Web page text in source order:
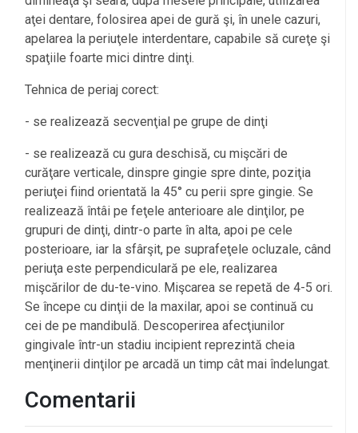
aţei dentare, folosirea apei de gură şi, în unele cazuri,
apelarea la periuţele interdentare, capabile să cureţe şi
spaţiile foarte mici dintre dinţi.
Tehnica de periaj corect:
- se realizează secvenţial pe grupe de dinţi
- se realizează cu gura deschisă, cu mişcări de
curăţare verticale, dinspre gingie spre dinte, poziţia
periuţei fiind orientată la 45° cu perii spre gingie. Se
realizează întâi pe feţele anterioare ale dinţilor, pe
grupuri de dinţi, dintr-o parte în alta, apoi pe cele
posterioare, iar la sfârşit, pe suprafeţele ocluzale, când
periuţa este perpendiculară pe ele, realizarea
mişcărilor de du-te-vino. Mişcarea se repetă de 4-5 ori.
Se începe cu dinţii de la maxilar, apoi se continuă cu
cei de pe mandibulă. Descoperirea afecţiunilor
gingivale într-un stadiu incipient reprezintă cheia
menţinerii dinţilor pe arcadă un timp cât mai îndelungat.
Comentarii